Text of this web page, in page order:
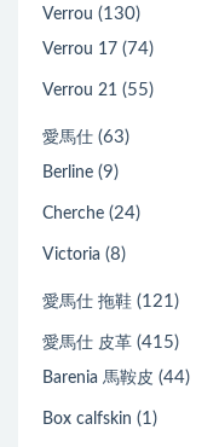
Verrou (130)
Verrou 17 (74)
Verrou 21 (55)
愛馬仕 (63)
Berline (9)
Cherche (24)
Victoria (8)
愛馬仕 拖鞋 (121)
愛馬仕 皮革 (415)
Barenia 馬鞍皮 (44)
Box calfskin (1)